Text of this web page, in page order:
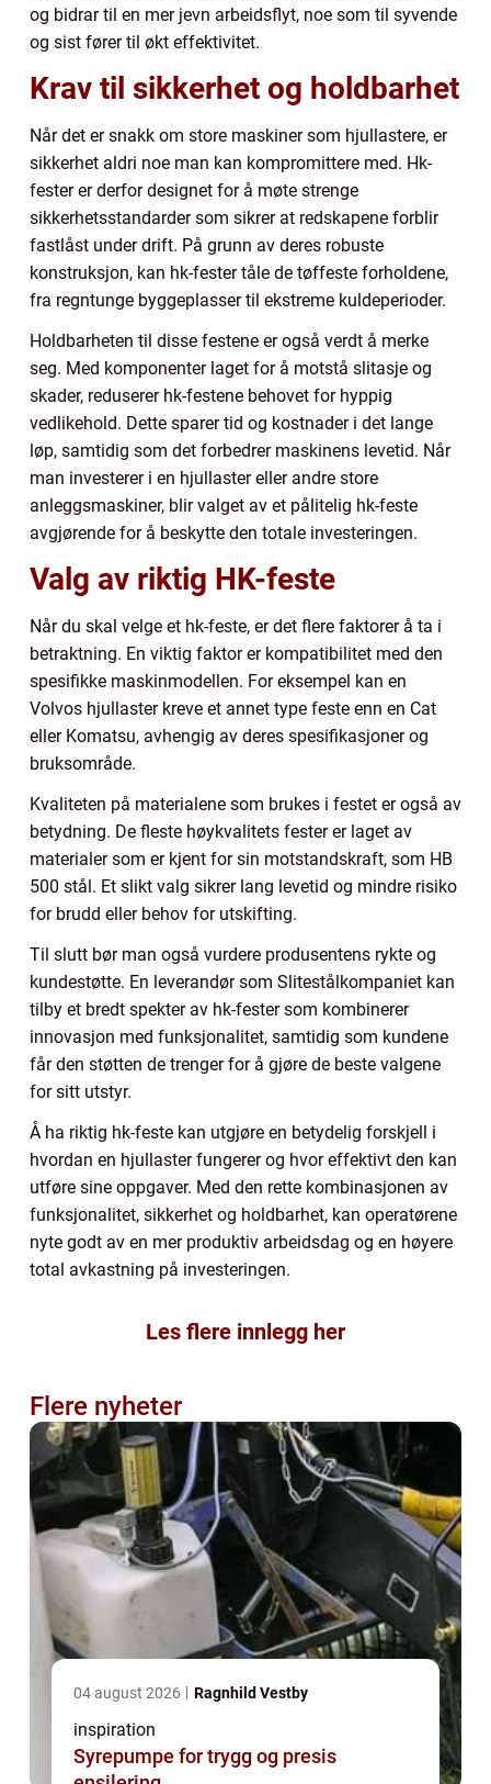
og bidrar til en mer jevn arbeidsflyt, noe som til syvende
og sist fører til økt effektivitet.
Krav til sikkerhet og holdbarhet
Når det er snakk om store maskiner som hjullastere, er
sikkerhet aldri noe man kan kompromittere med. Hk-
fester er derfor designet for å møte strenge
sikkerhetsstandarder som sikrer at redskapene forblir
fastlåst under drift. På grunn av deres robuste
konstruksjon, kan hk-fester tåle de tøffeste forholdene,
fra regntunge byggeplasser til ekstreme kuldeperioder.
Holdbarheten til disse festene er også verdt å merke
seg. Med komponenter laget for å motstå slitasje og
skader, reduserer hk-festene behovet for hyppig
vedlikehold. Dette sparer tid og kostnader i det lange
løp, samtidig som det forbedrer maskinens levetid. Når
man investerer i en hjullaster eller andre store
anleggsmaskiner, blir valget av et pålitelig hk-feste
avgjørende for å beskytte den totale investeringen.
Valg av riktig HK-feste
Når du skal velge et hk-feste, er det flere faktorer å ta i
betraktning. En viktig faktor er kompatibilitet med den
spesifikke maskinmodellen. For eksempel kan en
Volvos hjullaster kreve et annet type feste enn en Cat
eller Komatsu, avhengig av deres spesifikasjoner og
bruksområde.
Kvaliteten på materialene som brukes i festet er også av
betydning. De fleste høykvalitets fester er laget av
materialer som er kjent for sin motstandskraft, som HB
500 stål. Et slikt valg sikrer lang levetid og mindre risiko
for brudd eller behov for utskifting.
Til slutt bør man også vurdere produsentens rykte og
kundestøtte. En leverandør som Slitestålkompaniet kan
tilby et bredt spekter av hk-fester som kombinerer
innovasjon med funksjonalitet, samtidig som kundene
får den støtten de trenger for å gjøre de beste valgene
for sitt utstyr.
Å ha riktig hk-feste kan utgjøre en betydelig forskjell i
hvordan en hjullaster fungerer og hvor effektivt den kan
utføre sine oppgaver. Med den rette kombinasjonen av
funksjonalitet, sikkerhet og holdbarhet, kan operatørene
nyte godt av en mer produktiv arbeidsdag og en høyere
total avkastning på investeringen.
Les flere innlegg her
Flere nyheter
04 august 2026 Ragnhild Vestby
inspiration
Syrepumpe for trygg og presis